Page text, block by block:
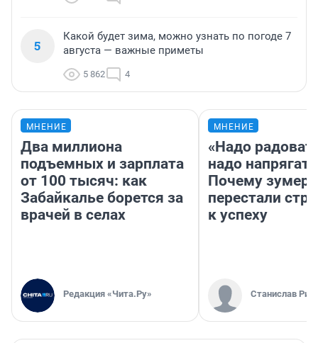
5
Какой будет зима, можно узнать по погоде 7
августа — важные приметы
5 862 4
МНЕНИЕ
Два миллиона
подъемных и зарплата
от 100 тысяч: как
Забайкалье борется за
врачей в селах
Редакция «Чита.Ру»
МНЕНИЕ
«Надо
надо
Почему
перестали
к успеху
Станислав